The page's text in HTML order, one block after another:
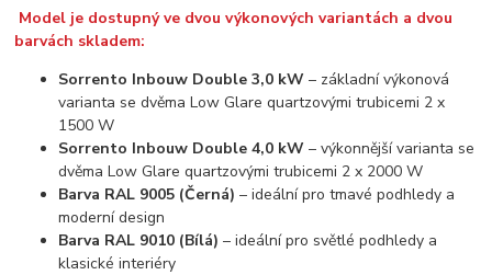
Model je dostupný ve dvou výkonových variantách a dvou
barvách skladem:
Sorrento Inbouw Double 3,0 kW – základní výkonová
varianta se dvěma Low Glare quartzovými trubicemi 2 x
1500 W
Sorrento Inbouw Double 4,0 kW – výkonnější varianta se
dvěma Low Glare quartzovými trubicemi 2 x 2000 W
Barva RAL 9005 (Černá) – ideální pro tmavé podhledy a
moderní design
Barva RAL 9010 (Bílá) – ideální pro světlé podhledy a
klasické interiéry